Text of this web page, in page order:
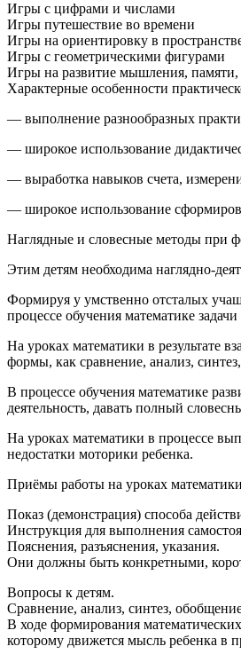
Игры с цифрами и числами
Игры путешествие во времени
Игры на ориентировку в
Игры с геометрическими фигурами
Игры на развитие мышления,
Характерные особенности
— выполнение разнообразных
— широкое использование
— выработка навыков счета,
— широкое использование
Наглядные и словесные методы при
Этим детям необходима наглядно-
Формируя у умственно отсталых
процессе обучения математике
На уроках математики в результате
формы, как сравнение, анализ,
В процессе обучения математике
деятельность, давать полный
На уроках математики в процессе
недостатки моторики ребенка.
Приёмы работы на уроках
Показ (демонстрация) способа
Инструкция для выполнения
Пояснения, разъяснения, указания.
Они должны быть конкретными,
Вопросы к детям.
Сравнение, анализ, синтез,
В ходе формирования
которому движется мысль ребенка в